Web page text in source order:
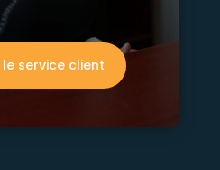
service client